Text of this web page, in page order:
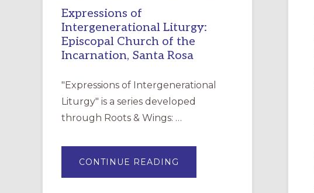
Expressions of
Intergenerational Liturgy:
Episcopal Church of the
Incarnation, Santa Rosa
"Expressions of Intergenerational
Liturgy" is a series developed
through Roots & Wings: …
CONTINUE READING
OF